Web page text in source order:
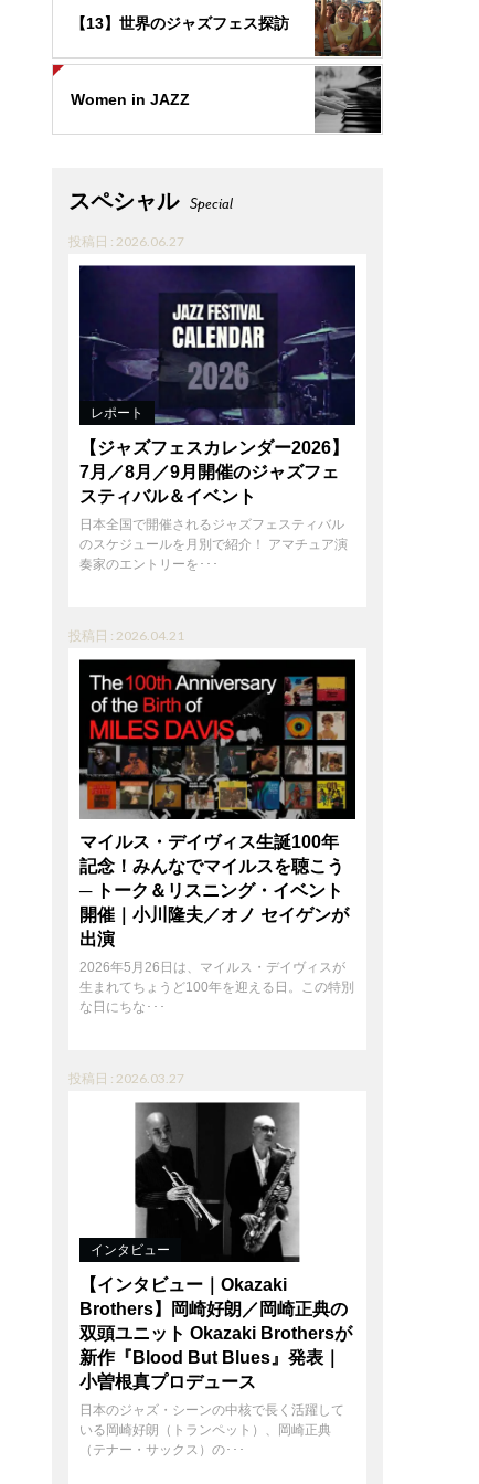
【13】世界のジャズフェス探訪
Women in JAZZ
スペシャル Special
投稿日 : 2026.06.27
レポート
【ジャズフェスカレンダー2026】
7月／8月／9月開催のジャズフェ
スティバル＆イベント
日本全国で開催されるジャズフェスティバル
のスケジュールを月別で紹介！ アマチュア演
奏家のエントリーを･･･
投稿日 : 2026.04.21
マイルス・デイヴィス生誕100年
記念！みんなでマイルスを聴こう
─ トーク＆リスニング・イベント
開催｜小川隆夫／オノ セイゲンが
出演
2026年5月26日は、マイルス・デイヴィスが
生まれてちょうど100年を迎える日。この特別
な日にちな･･･
投稿日 : 2026.03.27
インタビュー
【インタビュー｜Okazaki
Brothers】岡崎好朗／岡崎正典の
双頭ユニット Okazaki Brothersが
新作『Blood But Blues』発表｜
小曽根真プロデュース
日本のジャズ・シーンの中核で長く活躍して
いる岡崎好朗（トランペット）、岡崎正典
（テナー・サックス）の･･･